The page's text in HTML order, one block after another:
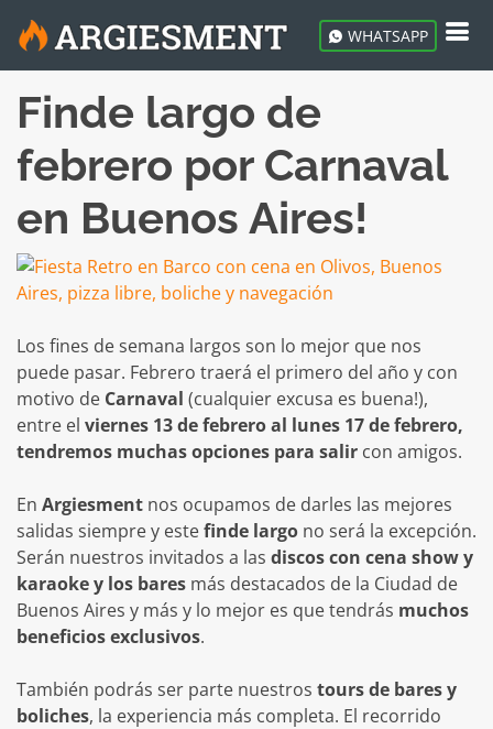
WHATSAPP
Finde largo de
febrero por Carnaval
en Buenos Aires!
Los fines de semana largos son lo mejor que nos
puede pasar. Febrero traerá el primero del año y con
motivo de Carnaval (cualquier excusa es buena!),
entre el viernes 13 de febrero al lunes 17 de febrero,
tendremos muchas opciones para salir con amigos.
En Argiesment nos ocupamos de darles las mejores
salidas siempre y estefinde largo no será la excepción.
Serán nuestros invitados a las discos con cena show y
karaoke y los bares más destacados de la Ciudad de
Buenos Aires y más y lo mejor es que tendrás muchos
beneficios exclusivos.
También podrás ser parte nuestros tours de bares y
boliches, la experiencia más completa. El recorrido